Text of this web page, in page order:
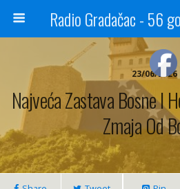
23/06/2026
Najveća Zastava Bosne I
Zmaja Od